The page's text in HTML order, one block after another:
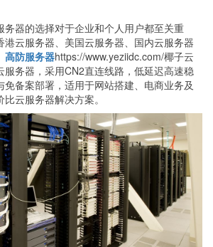
务器的选择对于企业和个人用户都至关重
港云服务器、美国云服务器、国内云服务器
高防服务器https://www.yeziidc.com/椰子云
服务器，采用CN2直连线路，低延迟高速稳
免备案部署，适用于网站搭建、电商业务及
云服务器解决方案。